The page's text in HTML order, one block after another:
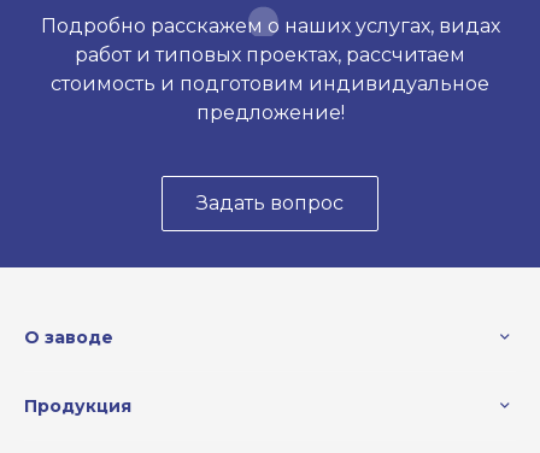
Подробно расскажем о наших услугах, видах
работ и типовых проектах, рассчитаем
стоимость и подготовим индивидуальное
предложение!
Задать вопрос
О заводе
Продукция